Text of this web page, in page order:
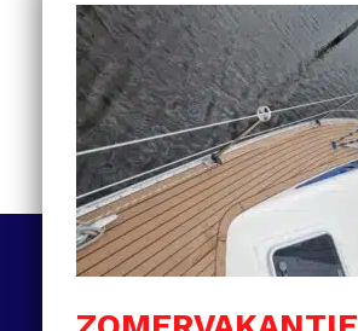
van selectie tot
onderhoud en prijzen
MEER LEZEN
Volg ons